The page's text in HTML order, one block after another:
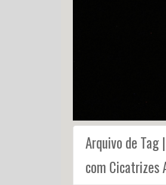
Arquivo de Tag
com Cicatrizes